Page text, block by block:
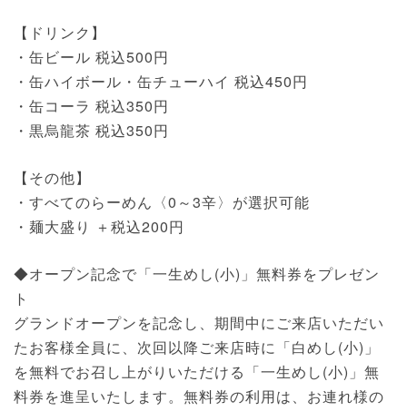
【ドリンク】
・缶ビール 税込500円
・缶ハイボール・缶チューハイ 税込450円
・缶コーラ 税込350円
・黒烏龍茶 税込350円
【その他】
・すべてのらーめん〈0～3辛〉が選択可能
・麺大盛り ＋税込200円
◆オープン記念で「一生めし(小)」無料券をプレゼン
ト
グランドオープンを記念し、期間中にご来店いただい
たお客様全員に、次回以降ご来店時に「白めし(小)」
を無料でお召し上がりいただける「一生めし(小)」無
料券を進呈いたします。無料券の利用は、お連れ様の